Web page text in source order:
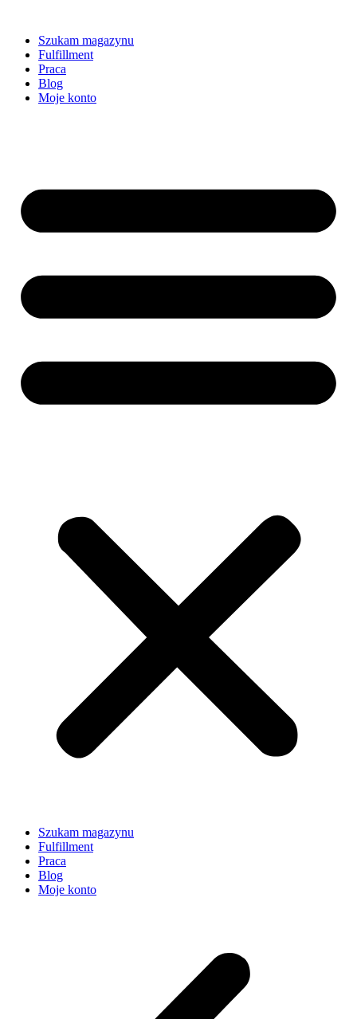
Szukam magazynu
Fulfillment
Praca
Blog
Moje konto
Szukam magazynu
Fulfillment
Praca
Blog
Moje konto